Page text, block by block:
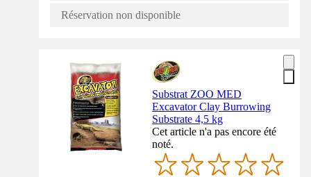
Réservation non disponible
Substrat ZOO MED
Excavator Clay Burrowing
Substrate 4,5 kg
Cet article n'a pas encore été
noté.